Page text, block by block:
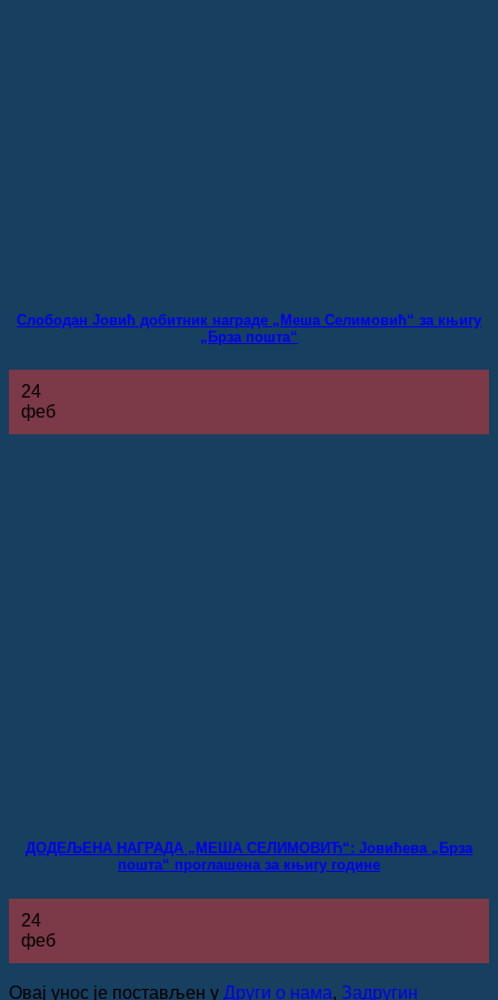
Слободан Јовић добитник награде „Меша Селимовић“ за књигу
„Брза пошта“
24
феб
ДОДЕЉЕНА НАГРАДА „МЕША СЕЛИМОВИЋ“: Јовићева „Брза
пошта“ проглашена за књигу године
24
феб
Овај унос је постављен у Други о нама, Задругин